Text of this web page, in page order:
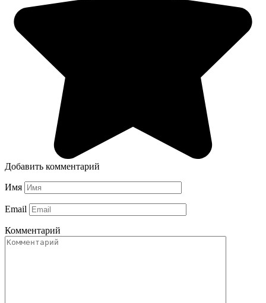
Добавить комментарий
Имя
Email
Комментарий